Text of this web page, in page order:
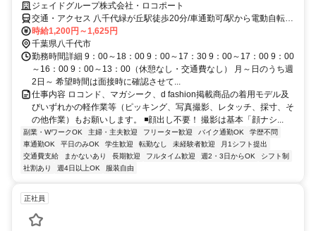
ジェイドグループ株式会社・ロコポート
交通・アクセス 八千代緑が丘駅徒歩20分/車通勤可/駅から電動自転車
の無料貸与あり
時給1,200円～1,625円
千葉県八千代市
勤務時間詳細 9：00～18：00 9：00～17：30 9：00～17：00 9：00
～16：00 9：00～13：00（休憩なし・交通費なし） 月～日のうち週
2日～ 希望時間は面接時に確認させて...
仕事内容 ロコンド、マガシーク、d fashion掲載商品の着用モデル及
びいずれかの軽作業等（ピッキング、写真撮影、レタッチ、採寸、そ
の他作業）もお願いします。 ◾️顔出し不要！ 撮影は基本「顔ナシ...
副業・WワークOK 主婦・主夫歓迎 フリーター歓迎 バイク通勤OK
学歴不問
車通勤OK
平日のみOK 学生歓迎 転勤なし 未経験者歓迎
月1シフト提出
交通費支給
まかないあり 長期歓迎 フルタイム歓迎 週2・3日からOK
シフト制
社割あり
週4日以上OK 服装自由
正社員